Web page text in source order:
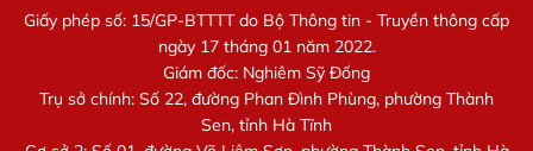
Giấy phép số: 15/GP-BTTTT do Bộ Thông tin - Truyền thông cấp
ngày 17 tháng 01 năm 2022.
Giám đốc: Nghiêm Sỹ Đống
Trụ sở chính: Số 22, đường Phan Đình Phùng, phường Thành
Sen, tỉnh Hà Tĩnh